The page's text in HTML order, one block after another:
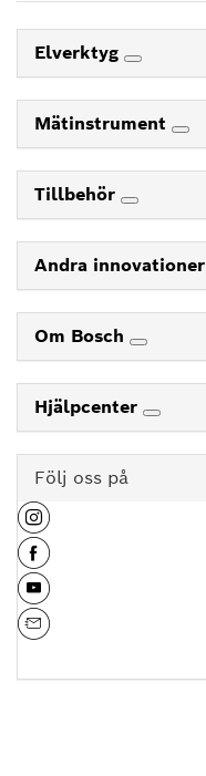
Elverktyg
Mätinstrument
Tillbehör
Andra innovationer
Om Bosch
Hjälpcenter
Följ oss på